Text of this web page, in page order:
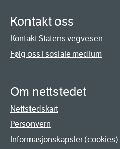
Kontakt oss
Kontakt Statens vegvesen
Følg oss i sosiale medium
Om nettstedet
Nettstedskart
Personvern
Informasjonskapsler (cookies)